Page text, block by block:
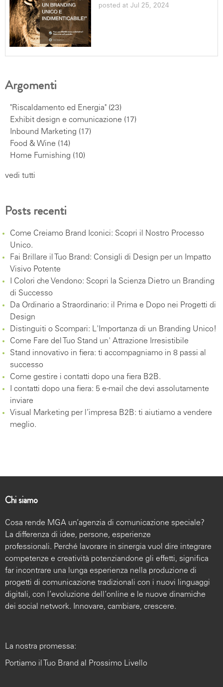
posted at Jul 25, 2024
Argomenti
"Riscaldamento ed Energia" (23)
Exhibit design e comunicazione (17)
Inbound Marketing (17)
Food & Wine (14)
Home Furnishing (10)
vedi tutti
Posts recenti
Come Creiamo Brand Iconici: Scopri il Nostro Processo
Unico.
Fai Brillare il Tuo Brand: Consigli di Design per un Impatto
Visivo Potente
I Colori che Vendono: Scopri la Scienza Dietro un Branding
di Successo
Da Ordinario a Straordinario: il Prima e Dopo nei Progetti di
Design
Distinguiti o Scompari: L'Importanza di un Branding Unico!
Come Fare del Tuo Stand un' Attrazione Irresistibile
Stand innovativo in fiera: ti accompagniamo in 8 passi al
successo
Come gestire i contatti dopo una fiera B2B.
I contatti dopo una fiera: 5 e-mail che devi assolutamente
inviare
Visual Marketing per l’impresa B2B: ti aiutiamo a vendere
meglio.
Chi siamo
Cosa rende MGA un’agenzia di comunicazione speciale?
La differenza di idee, persone, esperienze
professionali. Perché lavorare in sinergia vuol dire integrare
competenze e creatività potenziandone gli effetti, significa
far incontrare una lunga esperienza nella produzione di
progetti di comunicazione tradizionali con i nuovi linguaggi
digitali, con l’evoluzione dell’online e le nuove dinamiche
dei social network. Innovare, cambiare, crescere.
La nostra promessa:
Portiamo il Tuo Brand al Prossimo Livello